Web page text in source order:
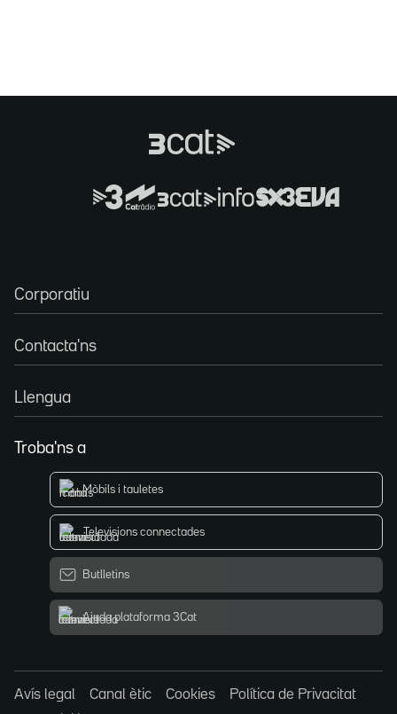
Corporatiu
Contacta'ns
Llengua
Troba'ns a
Mòbils i tauletes
Televisions connectades
Butlletins
Ajuda plataforma 3Cat
Avís legal Canal ètic Cookies
Política de Privacitat